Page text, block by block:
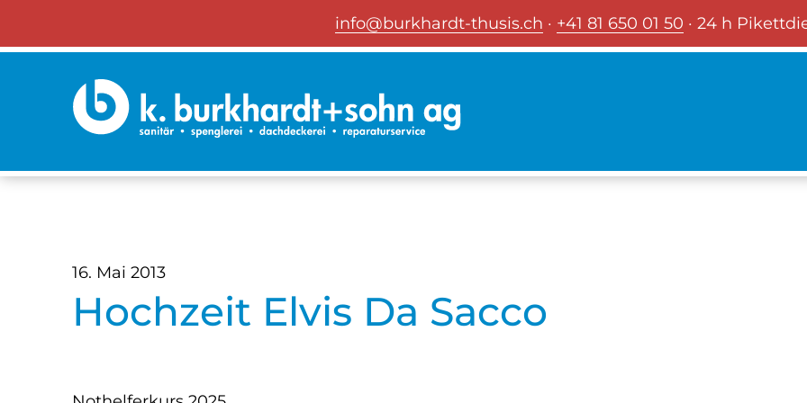
info@burkhardt-thusis.ch · +41 81 650 01 50 · 24 h
16. Mai 2013
Hochzeit Elvis Da Sacco